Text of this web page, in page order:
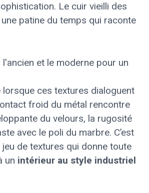
Le cuir vieilli des
patine du temps qui raconte
lorsque ces textures dialoguent
froid du métal rencontre
du velours, la rugosité
avec le poli du marbre. C’est
de textures qui donne toute
un intérieur au style industriel